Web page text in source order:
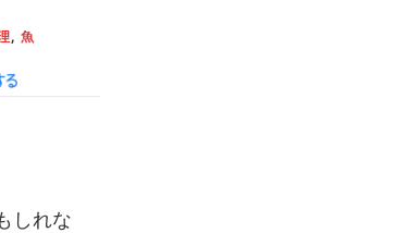
, 魚
しれな